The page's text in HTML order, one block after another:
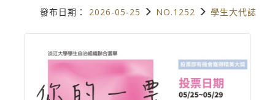
發布日期： 2026-05-25 NO.1252 學生大代誌